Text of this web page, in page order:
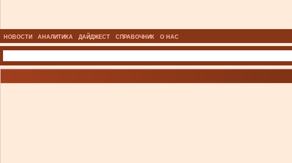
НОВОСТИ АНАЛИТИКА ДАЙДЖЕСТ СПРАВОЧНИК О НАС